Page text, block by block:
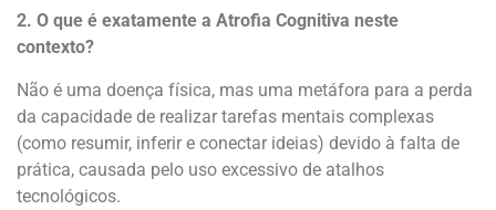
2. O que é exatamente a Atrofia Cognitiva neste
contexto?
Não é uma doença física, mas uma metáfora para a perda
da capacidade de realizar tarefas mentais complexas
(como resumir, inferir e conectar ideias) devido à falta de
prática, causada pelo uso excessivo de atalhos
tecnológicos.